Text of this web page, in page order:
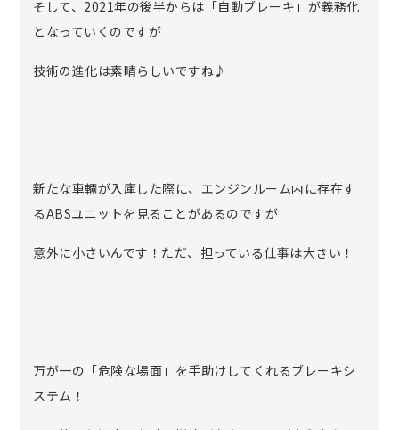
そして、2021年の後半からは「自動ブレーキ」が義務化
となっていくのですが
技術の進化は素晴らしいですね♪
新たな車輛が入庫した際に、エンジンルーム内に存在す
るABSユニットを見ることがあるのですが
意外に小さいんです！ただ、担っている仕事は大きい！
万が一の「危険な場面」を手助けしてくれるブレーキシ
ステム！